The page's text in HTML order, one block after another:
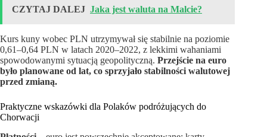
CZYTAJ DALEJ Jaka jest waluta na Malcie?
Kurs kuny wobec PLN utrzymywał się stabilnie na poziomie
0,61–0,64 PLN w latach 2020–2022, z lekkimi wahaniami
spowodowanymi sytuacją geopolityczną. Przejście na euro
było planowane od lat, co sprzyjało stabilności walutowej
przed zmianą.
Praktyczne wskazówki dla Polaków podróżujących do
Chorwacji